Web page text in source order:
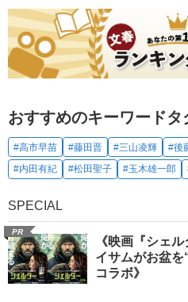
おすすめのキーワードタ
#高市早苗 #藤田晋 #三山凌輝 #後
#内田有紀
#松田聖子 #玉木雄一郎
SPECIAL
PR
《映画『シェ
イサムがお盆を
コラボ》